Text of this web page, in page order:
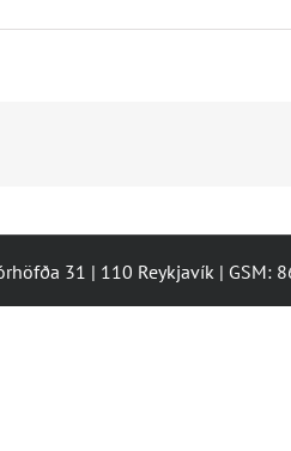
31 | 110 Reykjavík | GSM: